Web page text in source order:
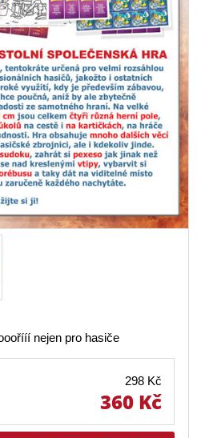
nejen pro hasiče
298 Kč
360 Kč